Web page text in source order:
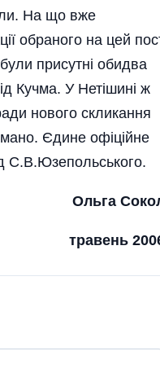
На що вже
обраного на цей
присутні обидва
Кучма. У Нетішині ж
нового скликання
Єдине офіційне
С.В.Юзеполь­ського.
Ольга
травень